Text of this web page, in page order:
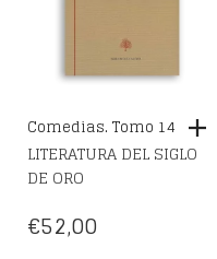
Comedias. Tomo 14
LITERATURA DEL SIGLO
DE ORO
€52,00